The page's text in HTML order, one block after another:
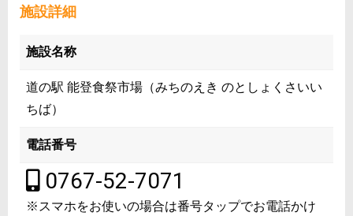
施設詳細
施設名称
道の駅 能登食祭市場（みちのえき のとしょくさいい
ちば）
電話番号
0767-52-7071
※スマホをお使いの場合は番号タップでお電話かけ